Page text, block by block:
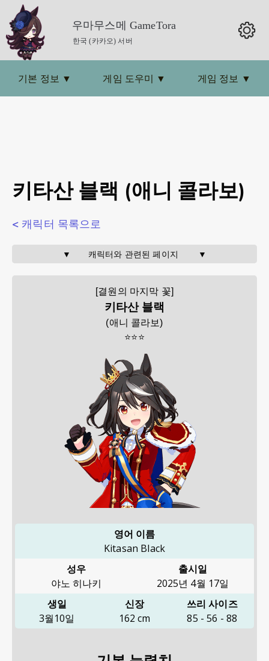
우마무스메 GameTora
한국 (카카오) 서버
기본 정보 ▼ 게임 도우미 ▼ 게임 정보 ▼
키타산 블랙 (애니 콜라보)
< 캐릭터 목록으로
▼       캐릭터와 관련된 페이지        ▼
[결원의 마지막 꽃]
키타산 블랙
(애니 콜라보)
⭐⭐⭐
영어 이름
Kitasan Black
성우
야노 히나키
출시일
2025년 4월 17일
생일
3월10일
신장
162 cm
쓰리 사이즈
85 -56 - 88